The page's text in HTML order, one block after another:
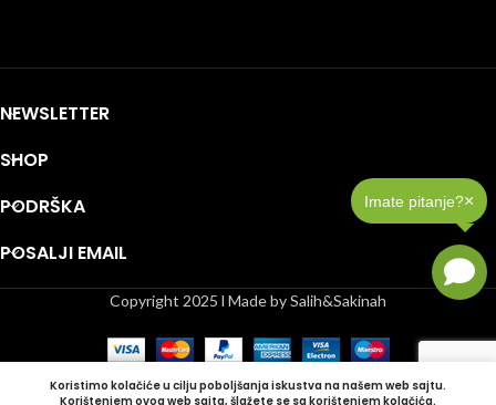
NEWSLETTER
SHOP
PODRŠKA
POSALJI EMAIL
Copyright 2025 l Made by Salih&Sakinah
Koristimo kolačiće u cilju poboljšanja iskustva na našem web sajtu.
Korištenjem ovog web sajta, šlažete se sa korištenjem kolačića.
Imate pitanje?×